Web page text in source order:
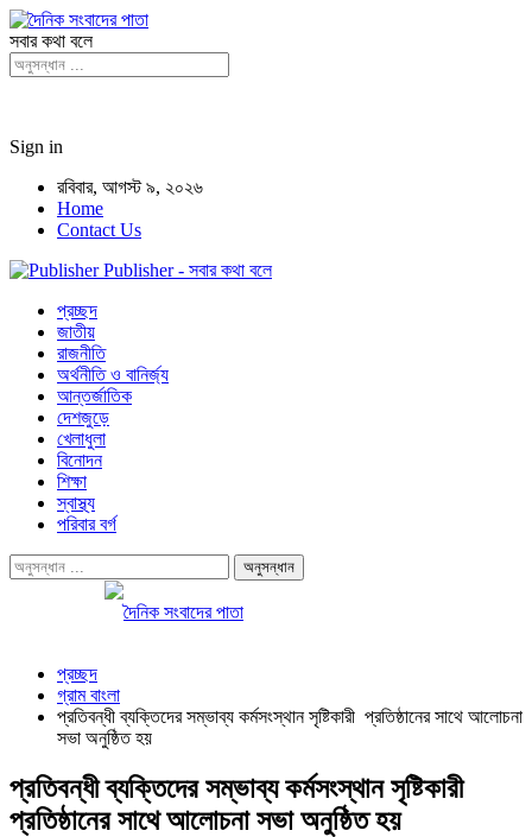
সবার কথা বলে
Sign in
রবিবার, আগস্ট ৯, ২০২৬
Home
Contact Us
Publisher - সবার কথা বলে
প্রচ্ছদ
জাতীয়
রাজনীতি
অর্থনীতি ও বানির্জ্য
আন্তর্জাতিক
দেশজুড়ে
খেলাধুলা
বিনোদন
শিক্ষা
স্বাস্থ্য
পরিবার বর্গ
প্রচ্ছদ
গ্রাম বাংলা
প্রতিবন্ধী ব্যক্তিদের সম্ভাব্য কর্মসংস্থান সৃষ্টিকারী প্রতিষ্ঠানের সাথে আলোচনা
সভা অনুষ্ঠিত হয়
প্রতিবন্ধী ব্যক্তিদের সম্ভাব্য কর্মসংস্থান সৃষ্টিকারী
প্রতিষ্ঠানের সাথে আলোচনা সভা অনুষ্ঠিত হয়